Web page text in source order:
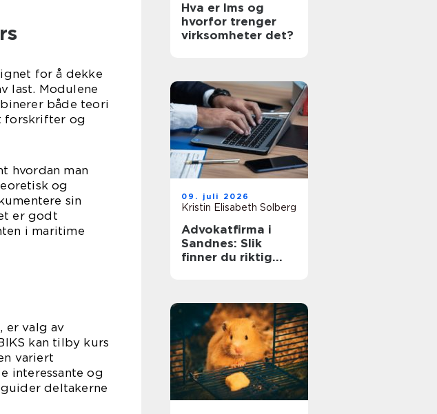
for å dekke
last. Modulene
både teori
forskrifter og
hvordan man
og
sin
er godt
i maritime
er valg av
kan tilby kurs
variert
interessante og
deltakerne
Hva er lms og
hvorfor trenger
virksomheter det?
09. juli 2026
Kristin Elisabeth Solberg
Advokatfirma i
Sandnes: Slik
finner du riktig